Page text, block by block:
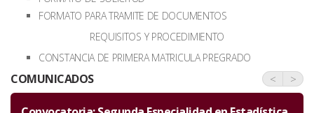
FORMATO PARA TRAMITE DE DOCUMENTOS
REQUISITOS Y PROCEDIMIENTO
CONSTANCIA DE PRIMERA MATRICULA PREGRADO
COMUNICADOS < >